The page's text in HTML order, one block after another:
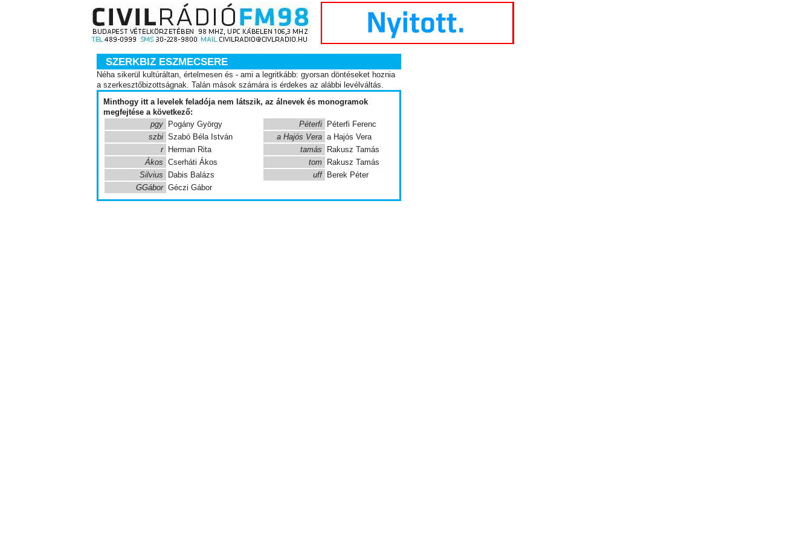
SZERKBIZ ESZMECSERE
Néha sikerül kultúráltan, értelmesen és - ami a legritkább: gyorsan döntéseket hoznia
a szerkesztőbizottságnak. Talán mások számára is érdekes az alábbi levélváltás.
Minthogy itt a levelek feladója nem látszik, az álnevek és monogramok
megfejtése a következő:
pgy
Pogány György Péterfi
Péterfi Ferenc
szbi Szabó Béla István a Hajós Vera a Hajós Vera
r Herman Rita tamás
Rakusz Tamás
Ákos Cserháti Ákos tom
Rakusz Tamás
Silvius
Dabis Balázs uff Berek Péter
GGábor Géczi Gábor